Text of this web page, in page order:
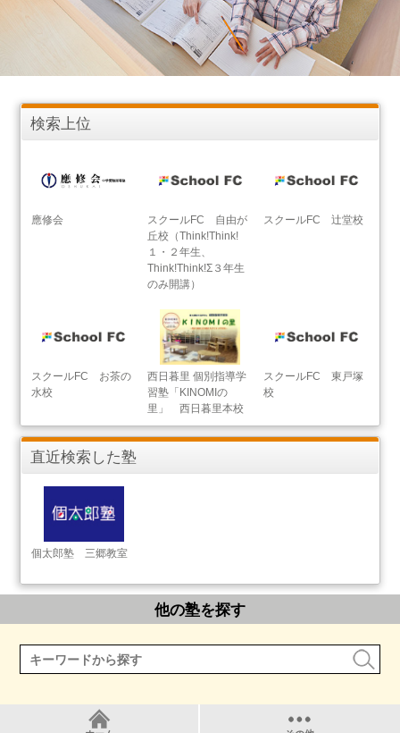
検索上位
應修会
スクールFC 自由が
丘校（Think!Think!
１・２年生、
Think!Think!Σ３年生
のみ開講）
スクールFC 辻堂校
スクールFC お茶の
水校
西日暮里 個別指導学
習塾「KINOMIの
里」 西日暮里本校
スクールFC 東戸塚
校
直近検索した塾
個太郎塾 三郷教室
他の塾を探す